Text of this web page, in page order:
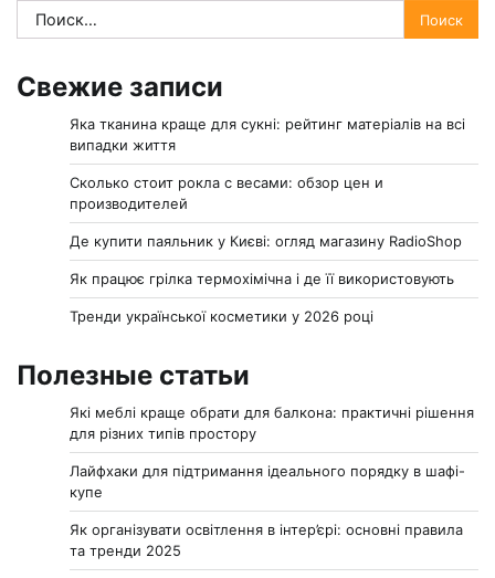
Найти:
Свежие записи
Яка тканина краще для сукні: рейтинг матеріалів на всі
випадки життя
Сколько стоит рокла с весами: обзор цен и
производителей
Де купити паяльник у Києві: огляд магазину RadioShop
Як працює грілка термохімічна і де її використовують
Тренди української косметики у 2026 році
Полезные статьи
Які меблі краще обрати для балкона: практичні рішення
для різних типів простору
Лайфхаки для підтримання ідеального порядку в шафі-
купе
Як організувати освітлення в інтер’єрі: основні правила
та тренди 2025